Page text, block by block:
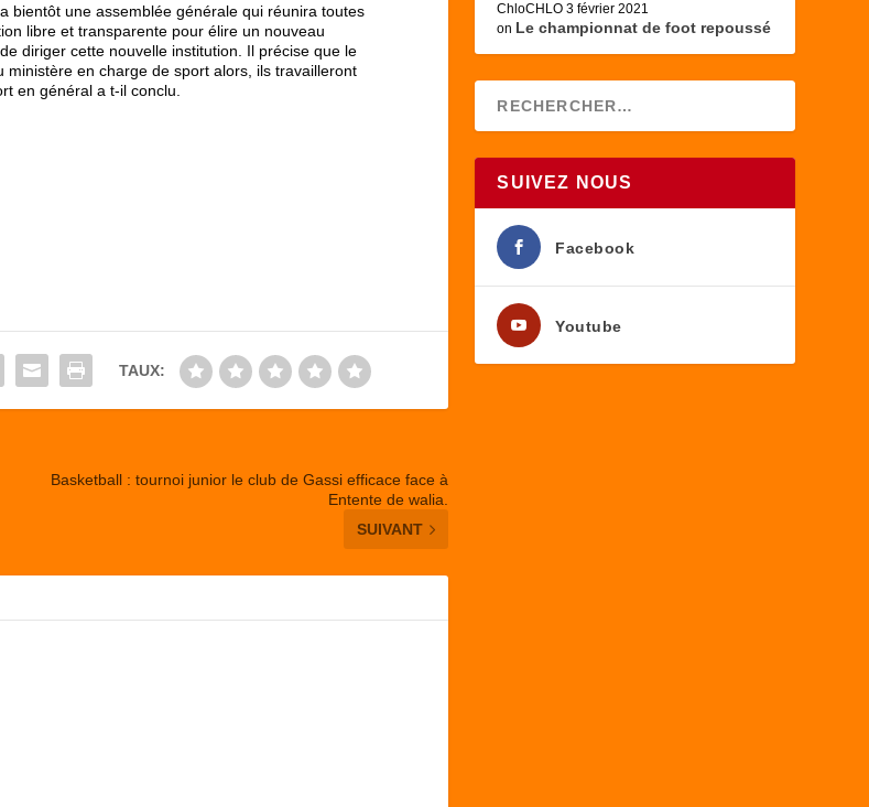
bientôt une assemblée générale qui réunira toutes
libre et transparente pour élire un nouveau
diriger cette nouvelle institution. Il précise que le
en charge de sport alors, ils travailleront
en général a t-il conclu.
TAUX:
Basketball : tournoi junior le club de Gassi efficace face à
Entente de walia.
SUIVANT
ChloCHLO 3 février 2021
on Le championnat de foot repoussé
SUIVEZ NOUS
Facebook
Youtube